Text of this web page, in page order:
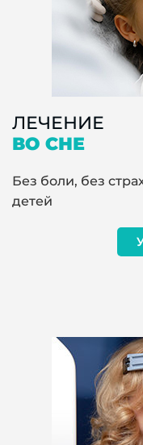
ЛЕЧЕНИЕ
ВО СНЕ
Без боли, без
детей